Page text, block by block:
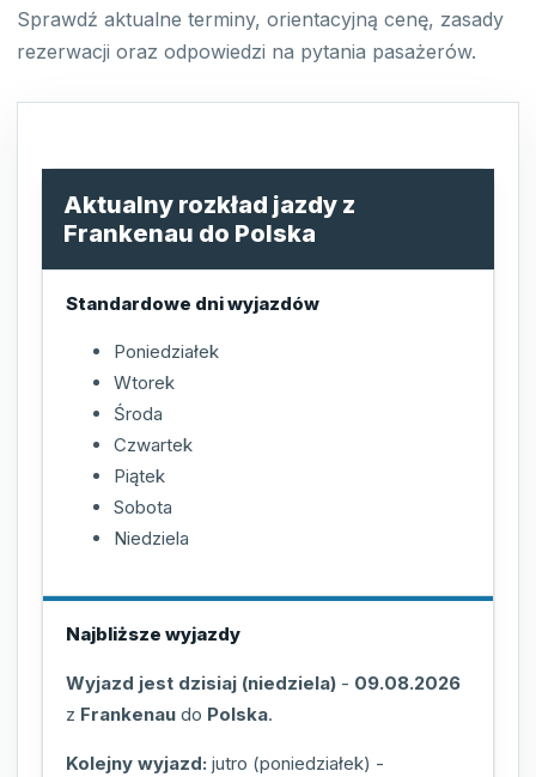
Sprawdź aktualne terminy, orientacyjną cenę, zasady
rezerwacji oraz odpowiedzi na pytania pasażerów.
Aktualny rozkład jazdy z
Frankenau do Polska
Standardowe dni wyjazdów
Poniedziałek
Wtorek
Środa
Czwartek
Piątek
Sobota
Niedziela
Najbliższe wyjazdy
Wyjazd jest dzisiaj (niedziela) - 09.08.2026
z Frankenau do Polska.
Kolejny wyjazd: jutro (poniedziałek) -